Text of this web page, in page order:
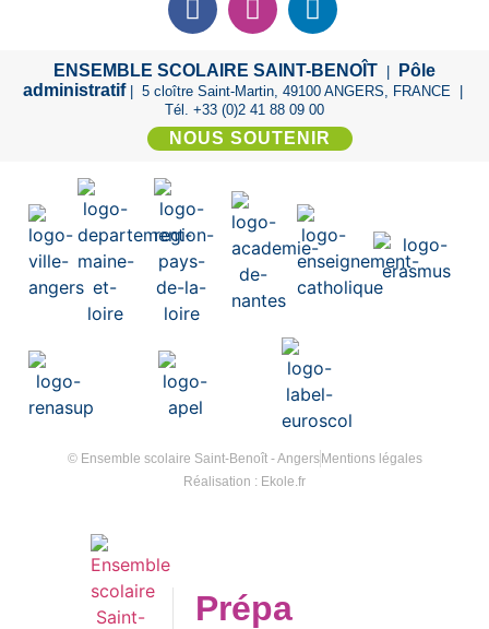
ENSEMBLE SCOLAIRE SAINT-BENOÎT
Pôle
administratif
| 5 cloître Saint-Martin, 49100 ANGERS, FRANCE |
Tél. +33 (0)2 41 88 09 00
NOUS SOUTENIR
© Ensemble scolaire Saint-Benoît - Angers Mentions légales
Réalisation : Ekole.fr
Prépa